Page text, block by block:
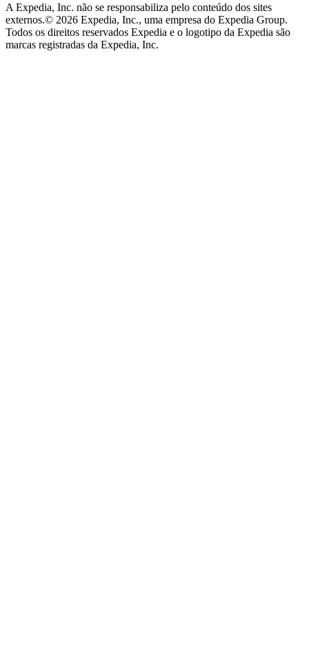
A Expedia, Inc. não se responsabiliza pelo conteúdo dos sites
externos.© 2026 Expedia, Inc., uma empresa do Expedia Group.
Todos os direitos reservados Expedia e o logotipo da Expedia são
marcas registradas da Expedia, Inc.